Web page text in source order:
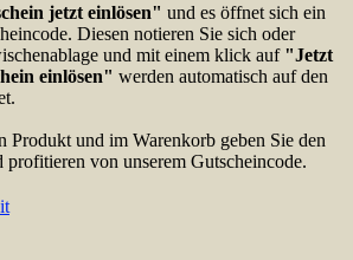
jetzt einlösen" und es öffnet sich ein
Diesen notieren Sie sich oder
und mit einem klick auf "Jetzt
einlösen" werden automatisch auf den
Produkt und im Warenkorb geben Sie den
profitieren von unserem Gutscheincode.